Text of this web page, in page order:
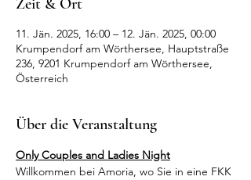
Zeit & Ort
11. Jän. 2025, 16:00 – 12. Jän. 2025, 00:00
Krumpendorf am Wörthersee, Hauptstraße
236, 9201 Krumpendorf am Wörthersee,
Österreich
Über die Veranstaltung
Only Couples and Ladies Night
Willkommen bei Amoria, wo Sie in eine FKK